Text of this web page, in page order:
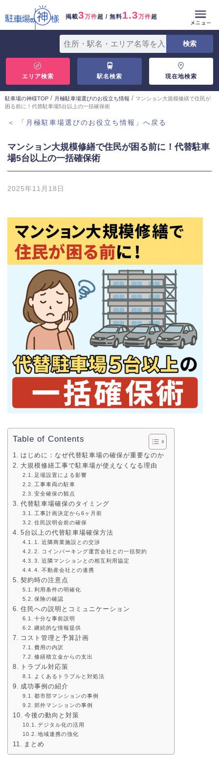
掲載3万件超 / 無料1.3万件超
エリア検索 駅名検索 現在地検索
駐車場の神様TOP / 月極駐車場選びのお役立ち情報 / マンション大規模修繕で住民が
困る前に！代替駐車場5台以上の一括確保術
＜ 「月極駐車場選びのお役立ち情報」へ戻る
マンション大規模修繕で住民が困る前に！代替駐車
場5台以上の一括確保術
2025年11月18日
Table of Contents
はじめに：なぜ代替駐車場の確保が重要なのか
大規模修繕工事で駐車場が使えなくなる理由
足場設置による影響
工事車両の駐車
安全確保の観点
代替駐車場確保のタイミング
工事計画決定から6ヶ月前
住民説明会前の確保
5台以上の代替駐車場確保方法
1. 近隣商業施設との交渉
2. コインパーキング運営会社との一括契約
3. 近隣マンションとの相互利用協定
4. 不動産会社との連携
契約時の注意点
利用条件の明確化
保険の確認
住民への説明とコミュニケーション
十分な事前説明
継続的な情報提供
コスト管理と予算計画
費用の内訳
修繕積立金からの支出
トラブル対応策
よくあるトラブルと対処法
成功事例の紹介
都市部マンションの事例
郊外マンションの事例
今後の動向と対策
デジタル化の活用
地域連携の強化
まとめ